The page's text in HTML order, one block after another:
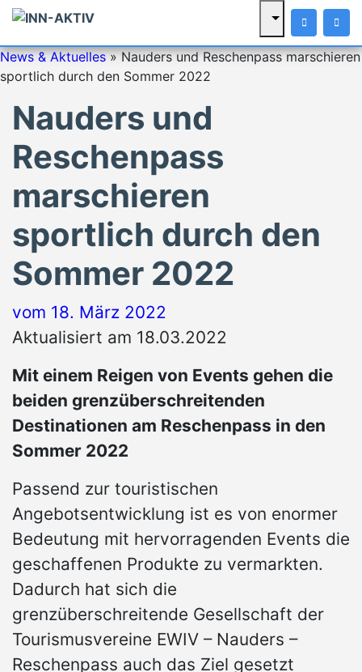
News & Aktuelles»Nauders und Reschenpass marschieren
sportlich durch den Sommer 2022
Nauders und
Reschenpass
marschieren
sportlich durch den
Sommer 2022
vom 18. März 2022
Aktualisiert am 18.03.2022
Mit einem Reigen von Events gehen die
beiden grenzüberschreitenden
Destinationen am Reschenpass in den
Sommer 2022
Passend zur touristischen
Angebotsentwicklung ist es von enormer
Bedeutung mit hervorragenden Events die
geschaffenen Produkte zu vermarkten.
Dadurch hat sich die
grenzüberschreitende Gesellschaft der
Tourismusvereine EWIV – Nauders –
Reschenpass auch das Ziel gesetzt